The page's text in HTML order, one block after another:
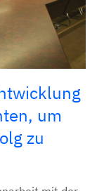
um
zu